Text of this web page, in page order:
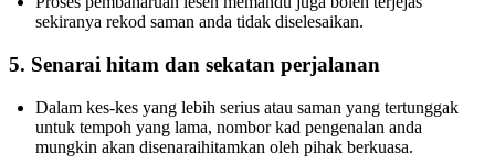
sekiranya rekod saman anda tidak diselesaikan.
5. Senarai hitam dan sekatan perjalanan
Dalam kes-kes yang lebih serius atau saman yang tertunggak
untuk tempoh yang lama, nombor kad pengenalan anda
mungkin akan disenaraihitamkan oleh pihak berkuasa.